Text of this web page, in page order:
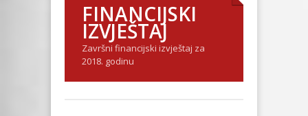
FINANCIJSKI
IZVJEŠTAJ
Završni financijski izvještaj za
2018. godinu